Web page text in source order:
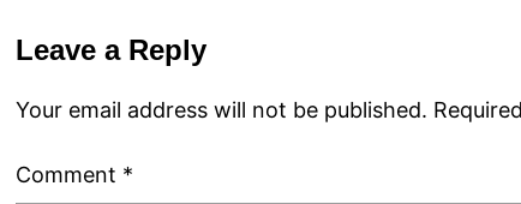
Leave a Reply
Your email address will not be published.
Comment *